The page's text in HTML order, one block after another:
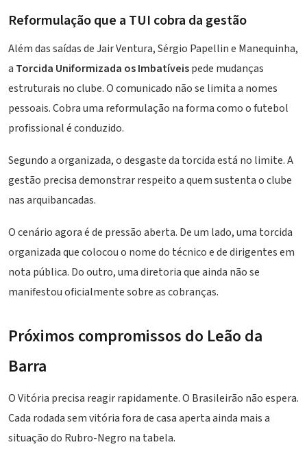
Reformulação que a TUI cobra da gestão
Além das saídas de Jair Ventura, Sérgio Papellin e Manequinha,
a Torcida Uniformizada os Imbatíveispede mudanças
estruturais no clube. O comunicado não se limita a nomes
pessoais. Cobra uma reformulação na forma como o futebol
profissional é conduzido.
Segundo a organizada, o desgaste da torcida está no limite. A
gestão precisa demonstrar respeito a quem sustenta o clube
nas arquibancadas.
O cenário agora é de pressão aberta. De um lado, uma torcida
organizada que colocou o nome do técnico e de dirigentes em
nota pública. Do outro, uma diretoria que ainda não se
manifestou oficialmente sobre as cobranças.
Próximos compromissos do Leão da
Barra
O Vitória precisa reagir rapidamente. O Brasileirão não espera.
Cada rodada sem vitória fora de casa aperta ainda mais a
situação do Rubro-Negro na tabela.